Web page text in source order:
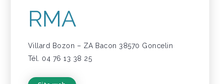
RMA
Villard Bozon – ZA Bacon 38570 Goncelin
Tél. 04 76 13 38 25